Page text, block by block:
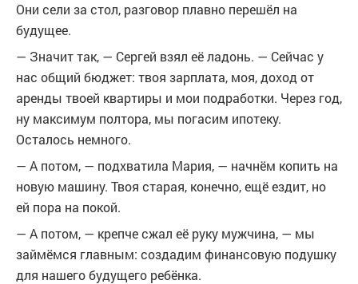
Они сели за стол, разговор плавно перешёл на
будущее.
— Значит так, — Сергей взял её ладонь. — Сейчас у
нас общий бюджет: твоя зарплата, моя, доход от
аренды твоей квартиры и мои подработки. Через год,
ну максимум полтора, мы погасим ипотеку.
Осталось немного.
— А потом, — подхватила Мария, — начнём копить на
новую машину. Твоя старая, конечно, ещё ездит, но
ей пора на покой.
— А потом, — крепче сжал её руку мужчина, — мы
займёмся главным: создадим финансовую подушку
для нашего будущего ребёнка.